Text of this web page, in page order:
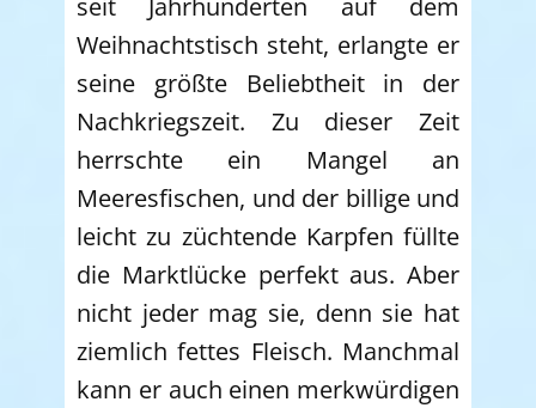
seit Jahrhunderten auf dem
Weihnachtstisch steht, erlangte er
seine größte Beliebtheit in der
Nachkriegszeit. Zu dieser Zeit
herrschte ein Mangel an
Meeresfischen, und der billige und
leicht zu züchtende Karpfen füllte
die Marktlücke perfekt aus. Aber
nicht jeder mag sie, denn sie hat
ziemlich fettes Fleisch. Manchmal
kann er auch einen merkwürdigen